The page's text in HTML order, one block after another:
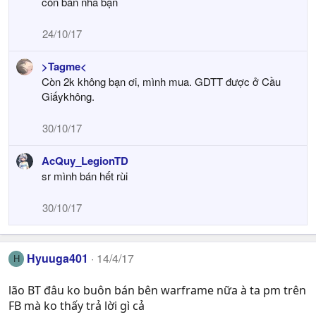
24/10/17
>Tagme<
Còn 2k không bạn ơi, mình mua. GDTT được ở Cầu
Giấykhông.
30/10/17
AcQuy_LegionTD
sr mình bán hết rùi
30/10/17
H Hyuuga401 14/4/17
lão BT đâu ko buôn bán bên warframe nữa à ta pm trên
FB mà ko thấy trả lời gì cả